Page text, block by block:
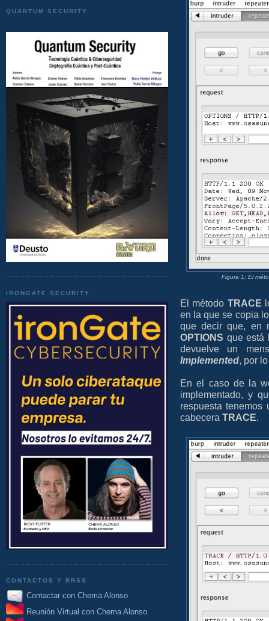
QUANTUM SECURITY
IRONGATE SECURITY
CONTACTOS Y RRSS
Contactar con Chema Alonso
Reunión Virtual con Chema Alonso
Figura 1: El
El método TRACE
en la que se copia
que decir que, en
OPTIONS que está
devuelve un
Implemented, por
En el caso de la
implementado, y
respuesta
cabecera TRACE.